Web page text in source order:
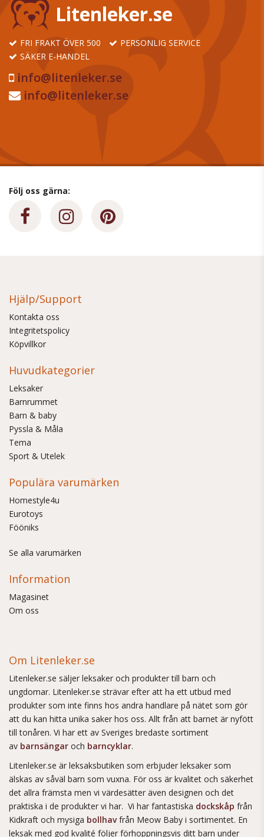
Litenleker.se
FRI FRAKT ÖVER 500
PERSONLIG SERVICE
SÄKER E-HANDEL
info@litenleker.se
info@litenleker.se
Följ oss gärna:
Hjälp/Support
Kontakta oss
Integritetspolicy
Köpvillkor
Huvudkategorier
Leksaker
Barnrummet
Barn & baby
Pyssla & Måla
Tema
Sport & Utelek
Populära varumärken
Homestyle4u
Eurotoys
Fööniks
Se alla varumärken
Information
Magasinet
Om oss
Om Litenleker.se
Litenleker.se säljer leksaker och produkter till barn och
ungdomar. Litenleker.se strävar efter att ha ett utbud med
produkter som inte finns hos andra handlare på nätet som gör
att du kan hitta unika saker hos oss. Allt från att barnet är nyfött
till tonåren. Vi har ett av Sveriges bredaste sortiment
av barnsängar och barncyklar.
Litenleker.se är leksaksbutiken som erbjuder leksaker som
älskas av såväl barn som vuxna. För oss är kvalitet och säkerhet
det allra främsta men vi värdesätter även designen och det
praktiska i de produkter vi har. Vi har fantastiska dockskåp från
Kidkraft och mysiga bollhavfrån Meow Baby i sortimentet. En
leksak med god kvalité följer förhoppningsvis ditt barn under